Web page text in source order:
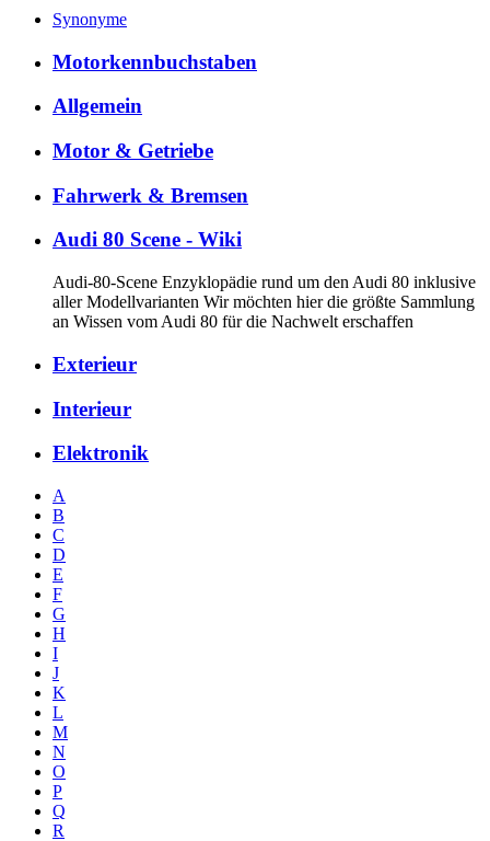
Synonyme
Motorkennbuchstaben
Allgemein
Motor & Getriebe
Fahrwerk & Bremsen
Audi 80 Scene - Wiki
Audi-80-Scene Enzyklopädie rund um den Audi 80 inklusive
aller Modellvarianten Wir möchten hier die größte Sammlung
an Wissen vom Audi 80 für die Nachwelt erschaffen
Exterieur
Interieur
Elektronik
A
B
C
D
E
F
G
H
I
J
K
L
M
N
O
P
Q
R